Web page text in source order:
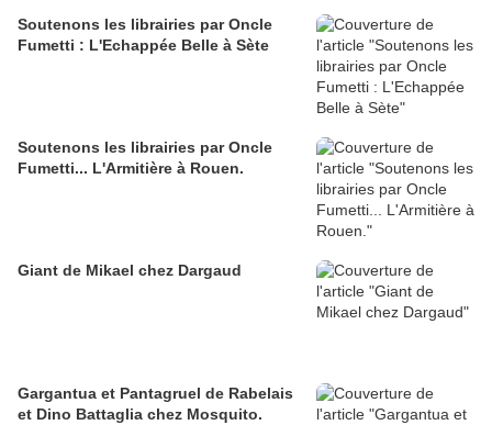
Soutenons les librairies par Oncle
Fumetti : L'Echappée Belle à Sète
Soutenons les librairies par Oncle
Fumetti... L'Armitière à Rouen.
Giant de Mikael chez Dargaud
Gargantua et Pantagruel de Rabelais
et Dino Battaglia chez Mosquito.